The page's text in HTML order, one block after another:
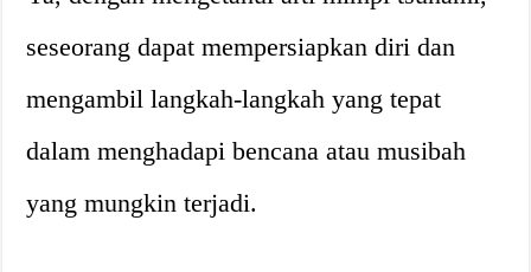
seseorang dapat mempersiapkan diri dan
mengambil langkah-langkah yang tepat
dalam menghadapi bencana atau musibah
yang mungkin terjadi.